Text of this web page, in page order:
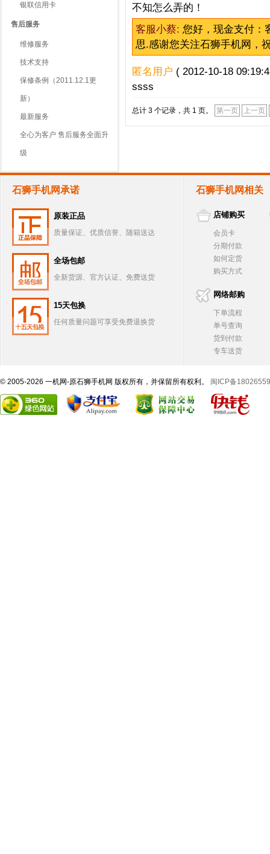
银联信用卡
售后服务
维修服务
技术支持
保修条例（2011.12.1更
新）
最新服务
全心为客户 售后服务全面升
级
不知怎么弄的！
客服小蔡: 您好，现金支付：
思.感谢您关注石狮手机网，
匿名用户 ( 2012-10-18
ssss
总计 3 个记录，共 1 页。 第一页 上一页
石狮手机网承诺
原装正品
质量保证、优质信誉、随箱送达
全场包邮
全新货源、官方认证、免费送货
15天包换
任何质量问题可享受免费退换货
石狮手机网相关
店铺购买
会员卡
分期付款
如何定货
购买方式
网络邮购
下单流程
单号查询
货到付款
专车送货
© 2005-2026 一机网-原石狮手机网 版权所有，并保留所有权利。 闽ICP备